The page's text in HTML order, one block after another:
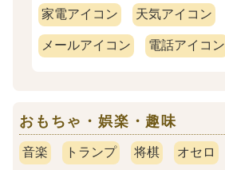
家電アイコン 天気アイコン
メールアイコン 電話アイコン
おもちゃ・娯楽・趣味
音楽 トランプ 将棋 オセロ